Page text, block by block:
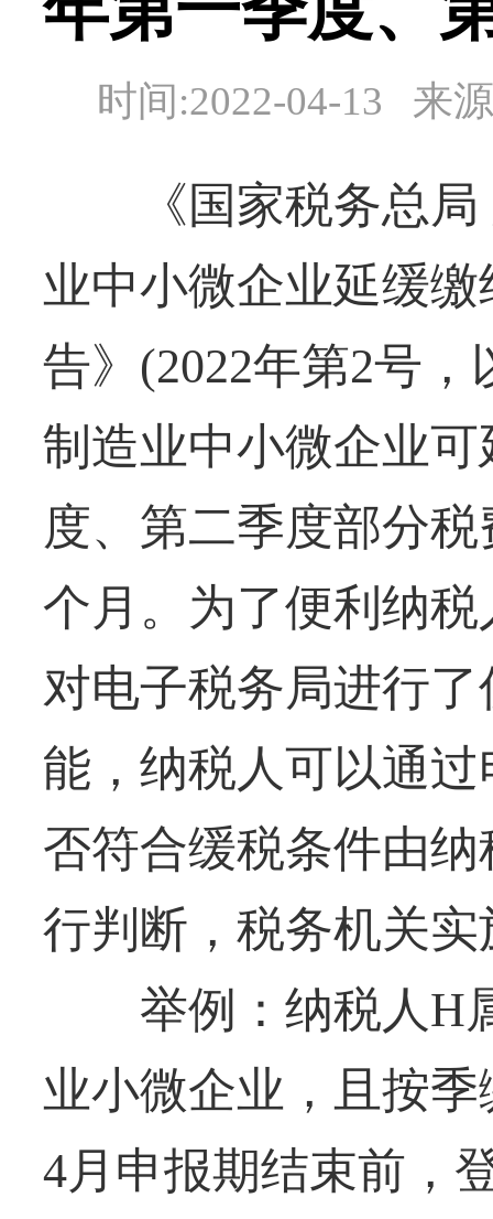
时间:2022-04-13 来
《国家税务总局
业中小微企业延缓
告》(2022年第2号
制造业中小微企业
度、第二季度部分
个月。为了便利纳
对电子税务局进行
能，纳税人可以通
否符合缓税条件由
行判断，税务机关
举例：纳税人H
业小微企业，且按
4月申报期结束前，